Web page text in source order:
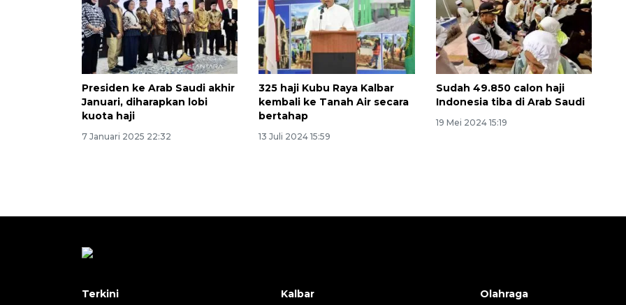
Presiden ke Arab Saudi akhir
Januari, diharapkan lobi
kuota haji
7 Januari 2025 22:32
325 haji Kubu Raya Kalbar
kembali ke Tanah Air secara
bertahap
13 Juli 2024 15:59
Sudah 49.850 calon haji
Indonesia tiba di Arab Saudi
19 Mei 2024 15:19
Terkini Kalbar Olahraga